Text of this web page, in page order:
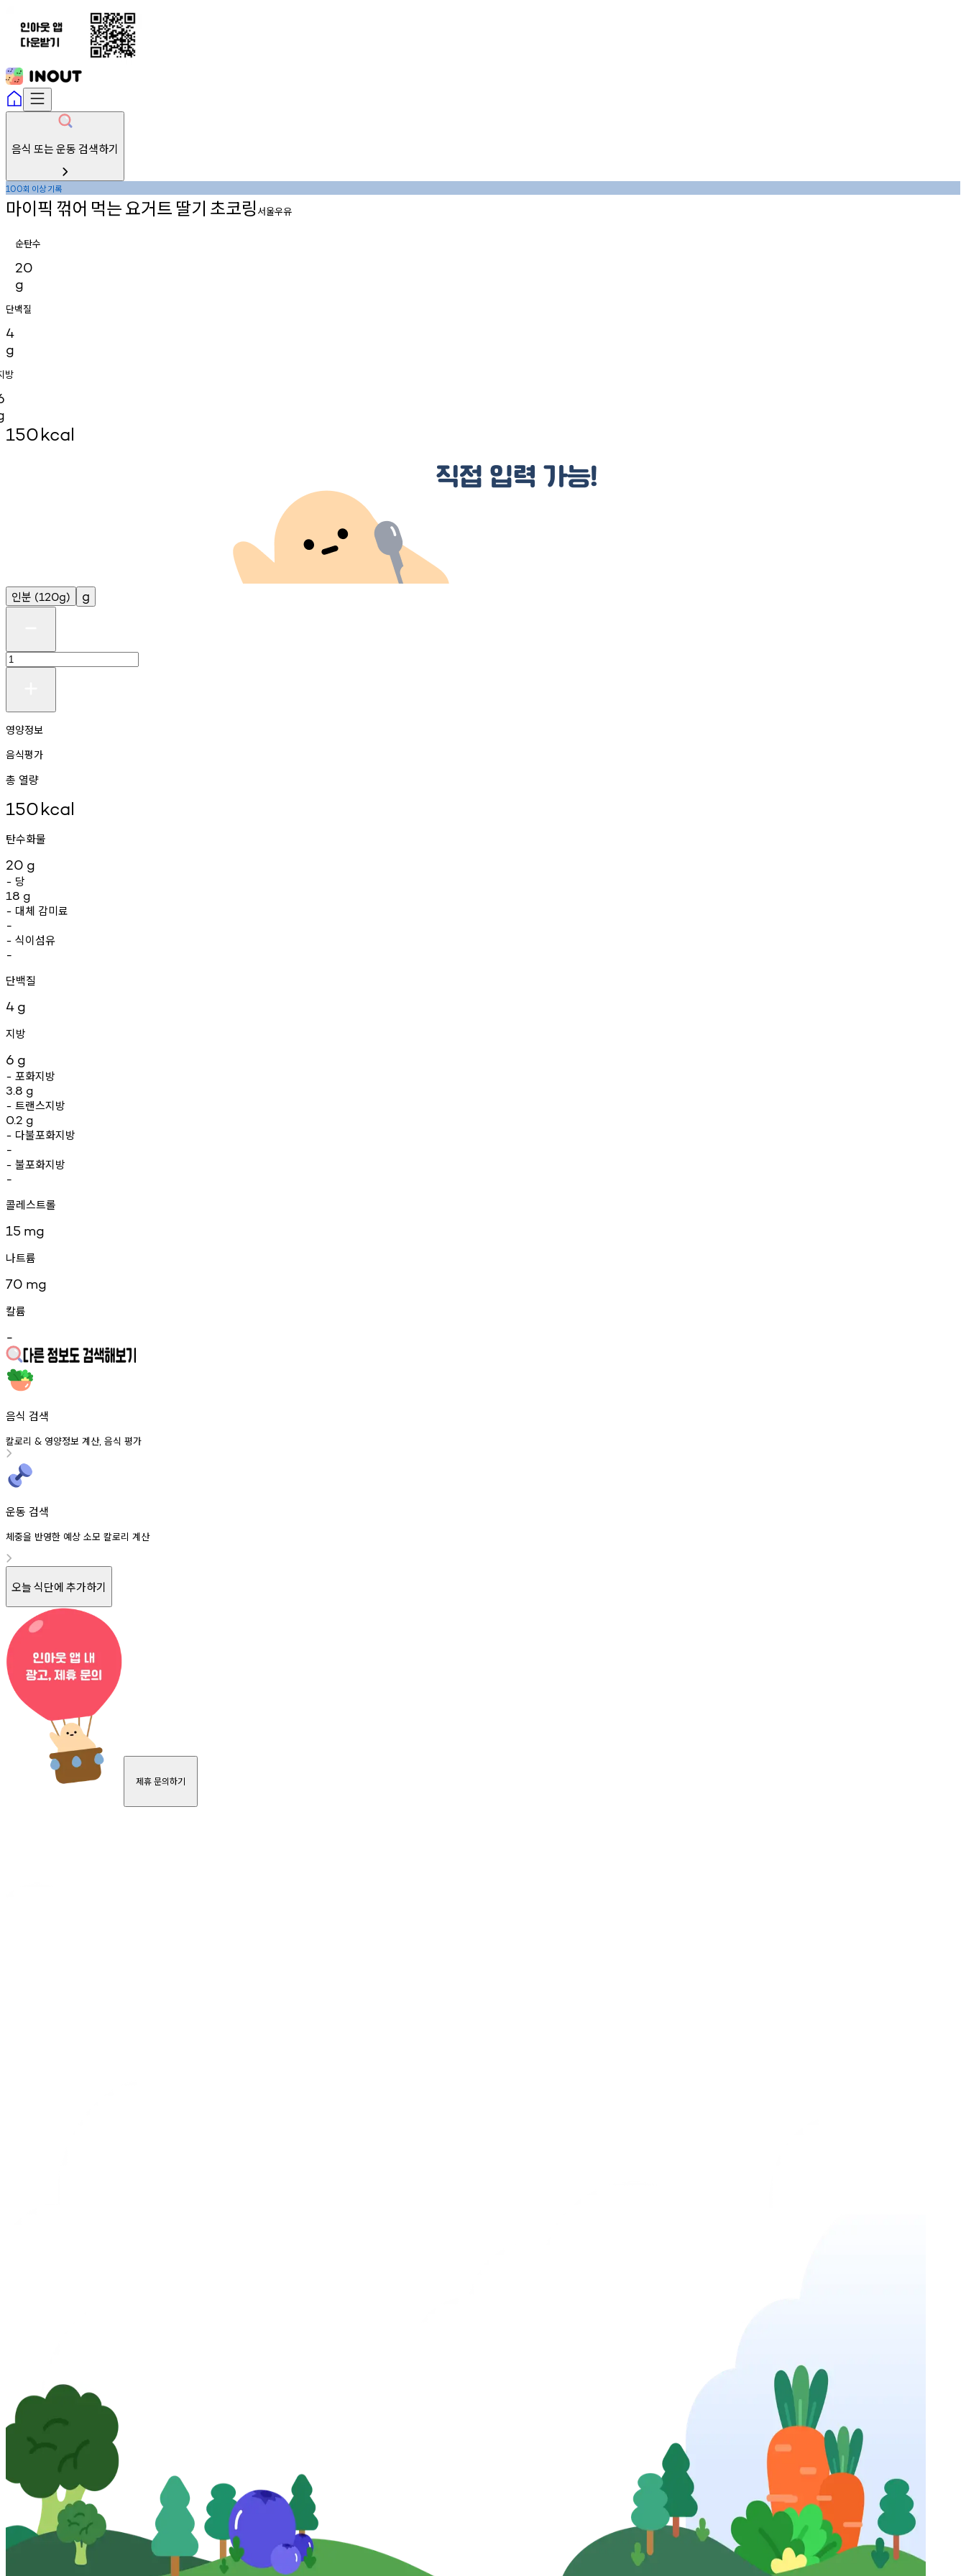
음식 또는 운동 검색하기
100회 이상기록
마이픽 꺾어 먹는요거트 딸기 초코링 서울우유
순탄수
20
g
단백질
4
g
방
150kcal
인분 (120g) g
영양정보
음식평가
총 열량
150kcal
탄수화물
20 g
- 당
18 g
- 대체 감미료
-
- 식이섬유
-
단백질
4 g
지방
6 g
- 포화지방
3.8 g
- 트랜스지방
0.2 g
- 다불포화지방
-
- 불포화지방
-
콜레스트롤
15 mg
나트륨
70 mg
칼륨
-
음식 검색
칼로리 & 영양정보 계산, 음식 평가
운동 검색
체중을 반영한 예상 소모 칼로리 계산
오늘 식단에 추가하기
제휴 문의하기